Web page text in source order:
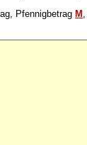
PfennigbetragM